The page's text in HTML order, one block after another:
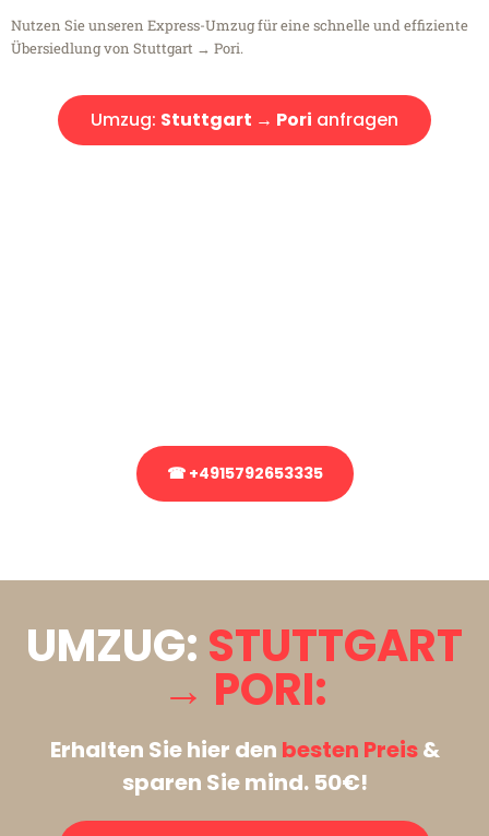
Nutzen Sie unseren Express-Umzug für eine schnelle und effiziente
Übersiedlung von Stuttgart → Pori.
Umzug: Stuttgart → Pori anfragen
☎ +4915792653335
UMZUG: STUTTGART
→ PORI:
Erhalten Sie hier den besten Preis&
sparen Sie mind. 50€!